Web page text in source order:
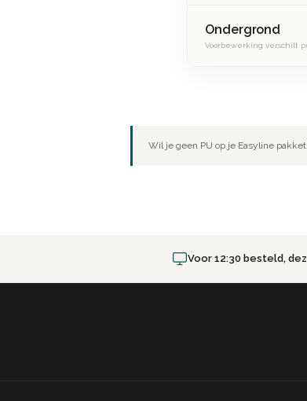
Ondergrond
Voorbewerking verschilt
Wil je geen PU op je Easyline
Voor 12:30 besteld,